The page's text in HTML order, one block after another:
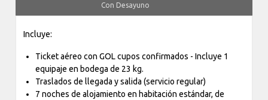
Con Desayuno
Incluye:
Ticket aéreo con GOL cupos confirmados - Incluye 1
equipaje en bodega de 23 kg.
Traslados de llegada y salida (servicio regular)
7 noches de alojamiento en habitación estándar, de